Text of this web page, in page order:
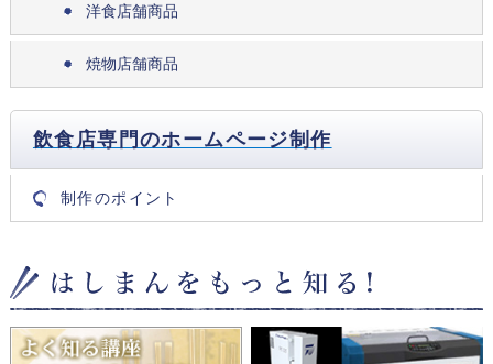
洋食店舗商品
焼物店舗商品
飲食店専門のホームページ制作
制作のポイント